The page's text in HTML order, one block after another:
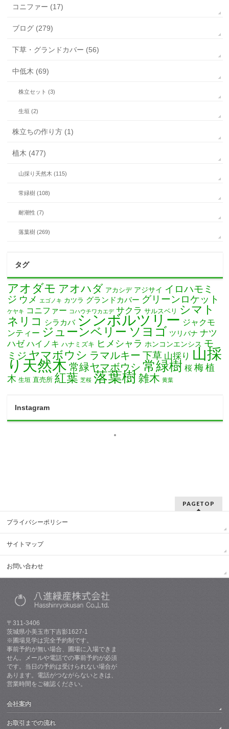
コニファー (17)
ブログ (279)
下草・グランドカバー (56)
中低木 (69)
株立セット (3)
生垣 (2)
株立ちの作り方 (1)
植木 (477)
山採り天然木 (115)
常緑樹 (108)
耐潮性 (7)
落葉樹 (269)
タグ
アオダモ アオハダ アカシデ アジサイ イロハモミ
ジ ウメ エゴノキ カツラ グランドカバー グリーンロケット
ケヤキ コニファー コハウチワカエデ サクラ サルスベリ シマト
ネリコ
シラカバ シンボルツリー ジャクモ
ンティー ジューンベリー ソヨゴ ツリバナ ナツ
ハゼ ハイノキ ハナミズキ ヒメシャラ ホンコンエンシス モ
ミジ ヤマボウシ ラマルキー 下草 山採り 山採
り天然木 常緑ヤマボウシ 常緑樹 桜 梅 植
木 生垣 直売所 紅葉 芝桜 落葉樹 雑木 黄葉
Instagram
PAGETOP
プライバシーポリシー
サイトマップ
お問い合わせ
〒311-3406
茨城県小美玉市下吉影1627-1
※圃場見学は完全予約制です。
事前予約が無い場合、圃場に入場できま
せん。メールや電話での事前予約が必須
です。当日の予約は受けられない場合が
あります。電話がつながらないときは、
営業時間をご確認ください。
会社案内
お取引までの流れ